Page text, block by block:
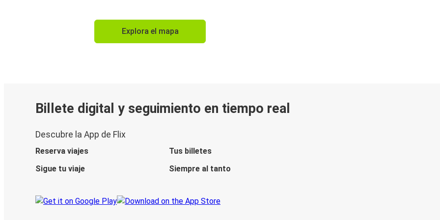
Explora el mapa
Billete digital y seguimiento en tiempo real
Descubre la App de Flix
Reserva viajes
Tus billetes
Sigue tu viaje
Siempre al tanto